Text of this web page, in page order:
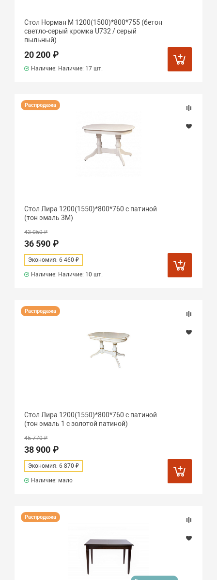
Стол Норман М 1200(1500)*800*755 (бетон
светло-серый кромка U732 / серый
пыльный)
20 200 ₽
Наличие: Наличие: 17 шт.
Распродажа
Стол Лира 1200(1550)*800*760 с патиной
(тон эмаль 3М)
43 050 ₽
36 590 ₽
Экономия: 6 460 ₽
Наличие: Наличие: 10 шт.
Распродажа
Стол Лира 1200(1550)*800*760 с патиной
(тон эмаль 1 с золотой патиной)
45 770 ₽
38 900 ₽
Экономия: 6 870 ₽
Наличие: мало
Распродажа